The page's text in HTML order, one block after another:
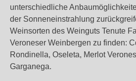
unterschiedliche
der Sonneneinstrahlung
Weinsorten des Weinguts Tenute
Veroneser Weinbergen zu finden:
Rondinella, Oseleta, Merlot
Garganega.